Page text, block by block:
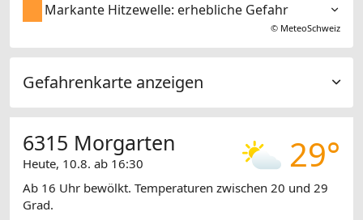
Markante Hitzewelle: erhebliche Gefahr
© MeteoSchweiz
Gefahrenkarte anzeigen
29°
6315 Morgarten
Heute, 10.8. ab 16:30
Ab 16 Uhr bewölkt. Temperaturen zwischen 20 und 29
Grad.